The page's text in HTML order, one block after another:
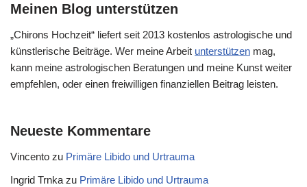
Meinen Blog unterstützen
„Chirons Hochzeit“ liefert seit 2013 kostenlos astrologische und
künstlerische Beiträge. Wer meine Arbeit unterstützen mag,
kann meine astrologischen Beratungen und meine Kunst weiter
empfehlen, oder einen freiwilligen finanziellen Beitrag leisten.
Neueste Kommentare
Vincento zu Primäre Libido und Urtrauma
Ingrid Trnka zu Primäre Libido und Urtrauma